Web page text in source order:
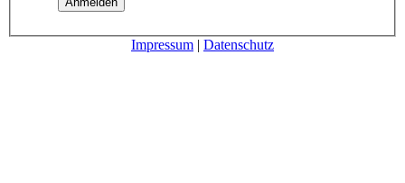
Impressum | Datenschutz